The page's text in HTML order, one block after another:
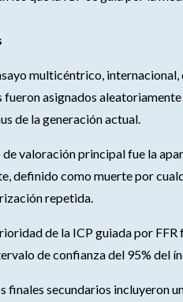
multicéntrico,
fueron asignados
de la generación actual.
valoración principal fue la
definido como muerte por
repetida.
de la ICP guiada por
de confianza del 95% del
finales secundarios incluyeron